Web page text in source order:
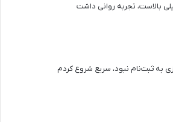
بالاست، تجربه روانی داشت
به ثبت‌نام نبود، سریع شروع کردم